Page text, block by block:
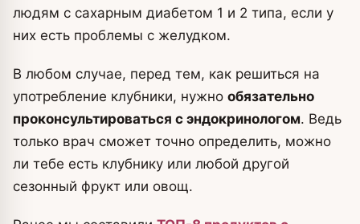
людям с сахарным диабетом 1 и 2 типа, если у
них есть проблемы с желудком.
В любом случае, перед тем, как решиться на
употребление клубники, нужно обязательно
проконсультироваться с эндокринологом. Ведь
только врач сможет точно определить, можно
ли тебе есть клубнику или любой другой
сезонный фрукт или овощ.